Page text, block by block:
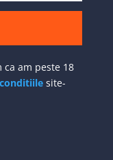
am peste 18
site-